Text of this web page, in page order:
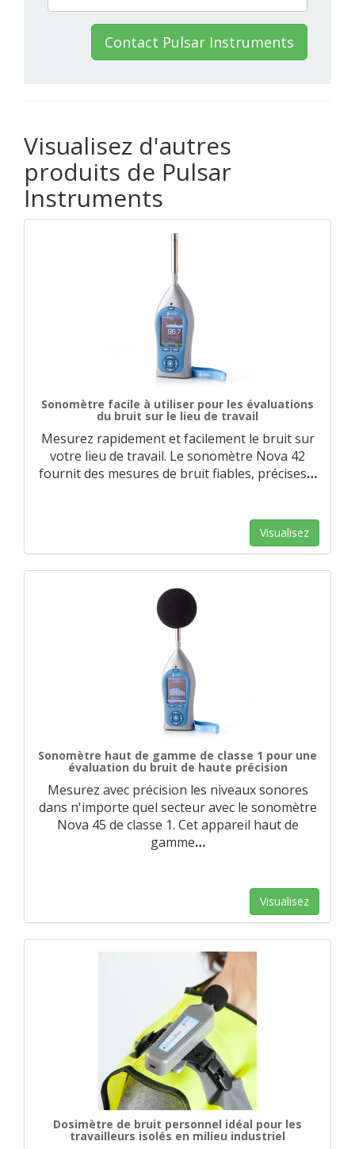
Contact Pulsar Instruments
Visualisez d'autres
produits de Pulsar
Instruments
Sonomètre facile à utiliser pour les évaluations
du bruit sur le lieu de travail
Mesurez rapidement et facilement le bruit sur
votre lieu de travail. Le sonomètre Nova 42
fournit des mesures de bruit fiables, précises…
Visualisez
Sonomètre haut de gamme de classe 1 pour une
évaluation du bruit de haute précision
Mesurez avec précision les niveaux sonores
dans n'importe quel secteur avec le sonomètre
Nova 45 de classe 1. Cet appareil haut de
gamme…
Visualisez
Dosimètre de bruit personnel idéal pour les
travailleurs isolés en milieu industriel